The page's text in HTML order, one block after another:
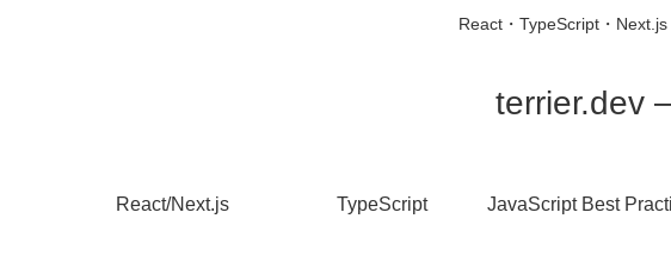
React・TypeScript・
terrier.dev
React/Next.js TypeScript